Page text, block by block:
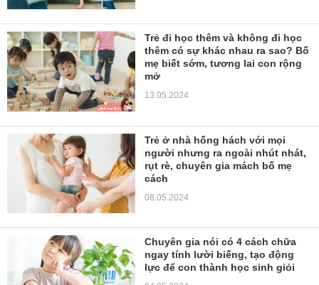
Trẻ đi học thêm và không đi học
thêm có sự khác nhau ra sao? Bố
mẹ biết sớm, tương lai con rộng
mở
13.05.2024
Trẻ ở nhà hống hách với mọi
người nhưng ra ngoài nhút nhát,
rụt rè, chuyên gia mách bố mẹ
cách
08.05.2024
Chuyên gia nói có 4 cách chữa
ngay tính lười biếng, tạo động
lực để con thành học sinh giỏi